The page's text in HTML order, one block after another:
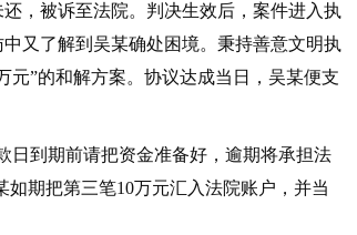
，被诉至法院。判决生效后，案件进入执
又了解到吴某确处困境。秉持善意文明执
元”的和解方案。协议达成当日，吴某便支
到期前请把资金准备好，逾期将承担法
如期把第三笔10万元汇入法院账户，并当